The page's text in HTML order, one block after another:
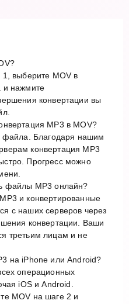
выберите MOV в
и нажмите
конвертации вы
MP3 в MOV?
файла. Благодаря нашим
конвертация MP3
Прогресс можно
файлы MP3 онлайн?
и конвертированные
с наших серверов через
конвертации. Ваши
третьим лицам и не
на iPhone или Android?
операционных
iOS и Android.
MOV на шаге 2 и